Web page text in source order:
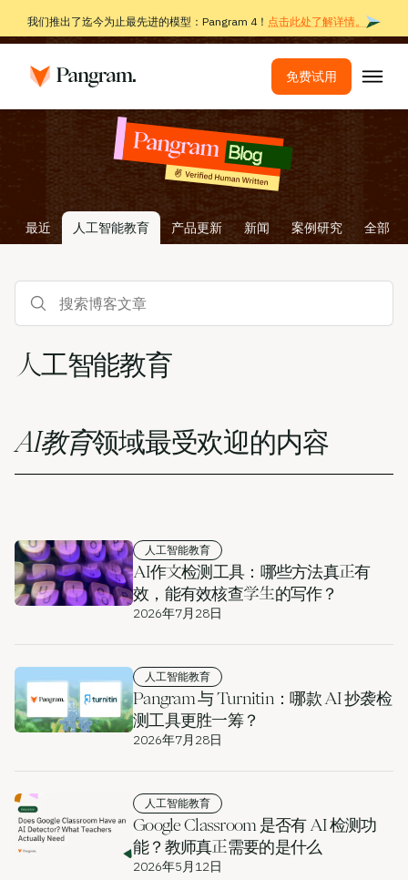
我们推出了迄今为止最先进的模型：Pangram 4！ 点击此处了解详情。
免费试用
解决方案
AI检测器
图像探测器
浏览器扩展程序
集成
抄袭检测工具
多语言AI检测
公司
联系销售部
登录
最近 人工智能教育 产品更新 新闻 案例研究 全部
人工智能教育
AI教育领域最受欢迎的内容
人工智能教育
AI作文检测工具：哪些方法真正有
效，能有效核查学生的写作？
2026年7月28日
人工智能教育
Pangram 与 Turnitin：哪款 AI 抄袭检
测工具更胜一筹？
2026年7月28日
人工智能教育
Google Classroom 是否有 AI 检测功
能？教师真正需要的是什么
2026年5月12日